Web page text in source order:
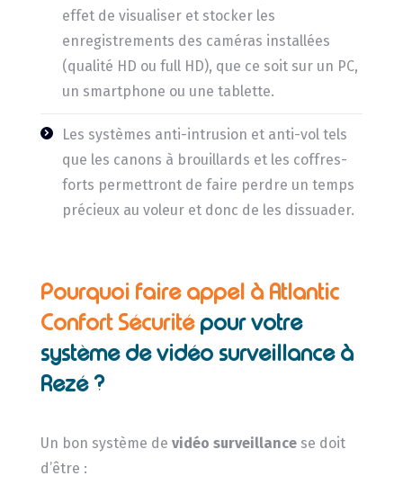
effet de visualiser et stocker les
enregistrements des caméras installées
(qualité HD ou full HD), que ce soit sur un PC,
un smartphone ou une tablette.
Les systèmes anti-intrusion et anti-vol tels
que les canons à brouillards et les coffres-
forts permettront de faire perdre un temps
précieux au voleur et donc de les dissuader.
Pourquoi faire appel à Atlantic
Confort Sécurité pour votre
système de vidéo surveillance à
Rezé ?
Un bon système de vidéo surveillancese doit
d’être :